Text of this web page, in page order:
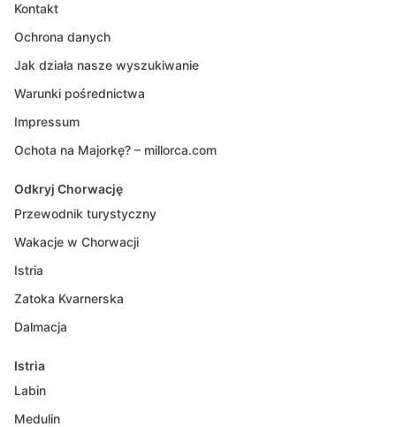
Kontakt
Ochrona danych
Jak działa nasze wyszukiwanie
Warunki pośrednictwa
Impressum
Ochota na Majorkę? – millorca.com
Odkryj Chorwację
Przewodnik turystyczny
Wakacje w Chorwacji
Istria
Zatoka Kvarnerska
Dalmacja
Istria
Labin
Medulin